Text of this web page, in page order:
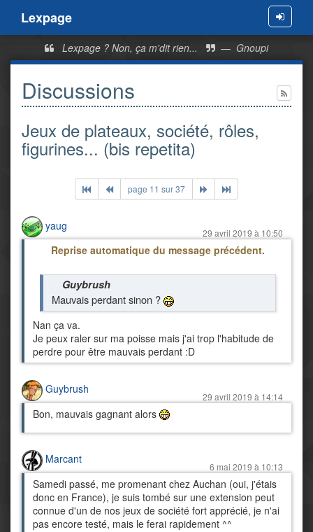
Menu
Lexpage
Lexpage ? Non, ça m'dit rien... — Gnoupi
Discussions
Jeux de plateaux, société, rôles,
figurines... (bis repetita)
page 11 sur 37
yaug
29 avril 2019 à 10:50
Reprise automatique du message précédent.
Guybrush
Mauvais perdant sinon ?
Nan ça va.
Je peux raler sur ma poisse mais j'ai trop l'habitude de
perdre pour être mauvais perdant :D
Guybrush
29 avril 2019 à 14:14
Bon, mauvais gagnant alors
Marcant
6 mai 2019 à 10:13
Samedi passé, me promenant chez Auchan (oui, j'étais
donc en France), je suis tombé sur une extension peut
connue d'un de nos jeux de société fort apprécié, je n'ai
pas encore testé, mais le ferai rapidement ^^